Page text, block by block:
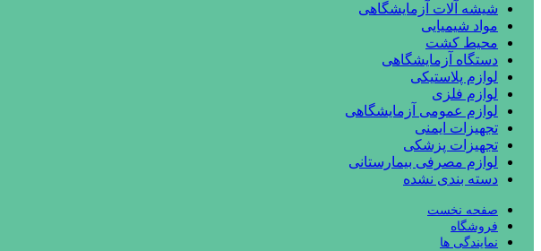
شیشه آلات آزمایشگاهی
مواد شیمیایی
محیط کشت
دستگاه آزمایشگاهی
لوازم پلاستیکی
لوازم فلزی
لوازم عمومی آزمایشگاهی
تجهیزات ایمنی
تجهیزات پزشکی
لوازم مصرفی بیمارستانی
دسته بندی نشده
صفحه نخست
فروشگاه
نمایندگی ها